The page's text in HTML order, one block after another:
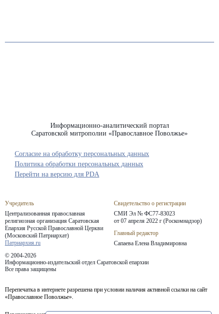
Информационно-аналитический портал
Саратовской митрополии «Православное Поволжье»
Учредитель
Централизованная православная
религиозная организация Саратовская
Епархия Русской Православной Церкви
(Московский Патриархат)
Патриархия.ru
Свидетельство о регистрации
СМИ Эл № ФС77-83023
от 07 апреля 2022 г (Роскомнадзор)
Главный редактор
Сапаева Елена Владимировна
© 2004-2026
Информационно-издательский отдел Саратовской епархии
Все права защищены
Согласие на обработку персональных данных
Политика обработки персональных данных
Перепечатка в интернете разрешена при условии наличия активной ссылки на сайт
«Православное Поволжье».
Перейти на версию для PDA